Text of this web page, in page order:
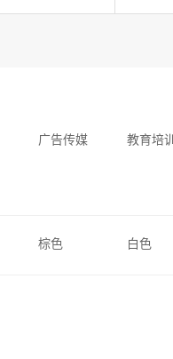
广告传媒 教育培
棕色 白色